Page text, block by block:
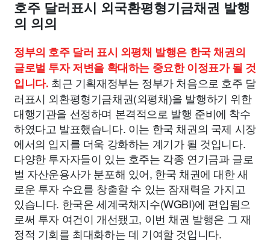
부동산 외국어 교육 교통 생활 기타
호주 달러표시 외국환평형기금채권 발행
의 의의
정부의 호주 달러 표시 외평채 발행은 한국 채권의
글로벌 투자 저변을 확대하는 중요한 이정표가 될 것
입니다. 최근 기획재정부는 정부가 처음으로 호주 달
러표시 외환평형기금채권(외평채)을 발행하기 위한
대행기관을 선정하며 본격적으로 발행 준비에 착수
하였다고 발표했습니다. 이는 한국 채권의 국제 시장
에서의 입지를 더욱 강화하는 계기가 될 것입니다.
다양한 투자자들이 있는 호주는 각종 연기금과 글로
벌 자산운용사가 분포해 있어, 한국 채권에 대한 새
로운 투자 수요를 창출할 수 있는 잠재력을 가지고
있습니다. 한국은 세계국채지수(WGBI)에 편입됨으
로써 투자 여건이 개선됐고, 이번 채권 발행은 그 재
정적 기회를 최대화하는 데 기여할 것입니다.